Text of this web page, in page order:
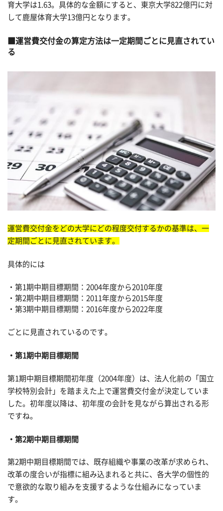
育大学は1.63。具体的な金額にすると、東京大学822億円に対
して鹿屋体育大学13億円となります。
運営費交付金の算定方法は一定期間ごとに見直されてい
る
運営費交付金をどの大学にどの程度交付するかの基準は、一
定期間ごとに見直されています。
具体的には
・第1期中期目標期間：2004年度から2010年度
・第2期中期目標期間：2011年度から2015年度
・第3期中期目標期間：2016年度から2022年度
ごとに見直されているのです。
第1期中期目標期間
第1期中期目標期間初年度（2004年度）は、法人化前の「国立
学校特別会計」を踏まえた上で運営費交付金が決定していま
した。初年度以降は、初年度の会計を見ながら算出される形
ですね。
第2期中期目標期間
第2期中期目標期間では、既存組織や事業の改革が求められ、
改革の度合いが指標に組み込まれると共に、各大学の個性的
で意欲的な取り組みを支援するような仕組みになっていま
す。